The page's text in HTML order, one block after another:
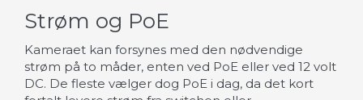
Strøm og PoE
Kameraet kan forsynes med den nødvendige
strøm på to måder, enten ved PoE eller ved 12 volt
DC. De fleste vælger dog PoE i dag, da det kort